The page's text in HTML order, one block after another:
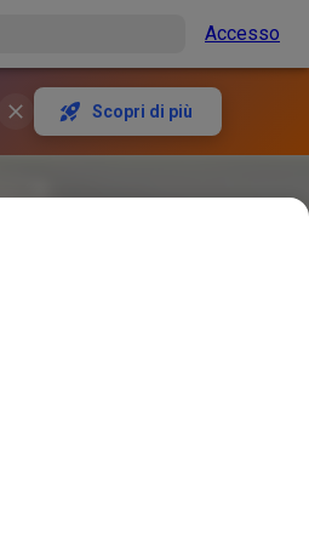
Accesso
Scopri di più